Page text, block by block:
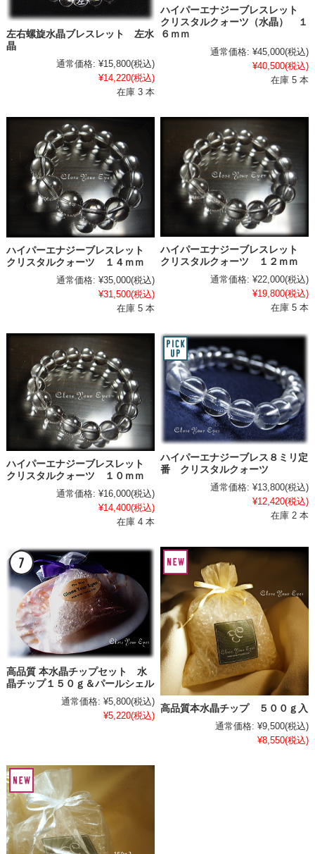
左右螺旋水晶ブレスレット 左水
晶
通常価格: ¥15,800(税込)
¥14,220(税込)
在庫 3 本
ハイパーエナジーブレスレット
クリスタルクォーツ（水晶） １
６ｍｍ
通常価格: ¥45,000(税込)
¥40,500(税込)
在庫 5 本
ハイパーエナジーブレスレット
クリスタルクォーツ １４ｍｍ
通常価格: ¥35,000(税込)
¥31,500(税込)
在庫 5 本
ハイパーエナジーブレスレット
クリスタルクォーツ １２ｍｍ
通常価格: ¥22,000(税込)
¥19,800(税込)
在庫 5 本
ハイパーエナジーブレスレット
クリスタルクォーツ １０ｍｍ
通常価格: ¥16,000(税込)
¥14,400(税込)
在庫 4 本
ハイパーエナジーブレス８ミリ定
番 クリスタルクォーツ
通常価格: ¥13,800(税込)
¥12,420(税込)
在庫 2 本
高品質 本水晶チップセット 水
晶チップ１５０ｇ＆パールシェル
通常価格: ¥5,800(税込)
¥5,220(税込)
高品質本水晶チップ ５００ｇ入
通常価格: ¥9,500(税込)
¥8,550(税込)